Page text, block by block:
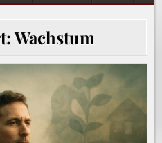
Wachstum